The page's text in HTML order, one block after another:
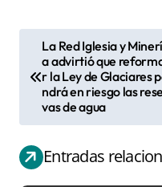
e
g
La Red Iglesia y Minerí
a advirtió que
r la Ley de Glaciares
ndrá en riesgo las
vas de agua
Entradas